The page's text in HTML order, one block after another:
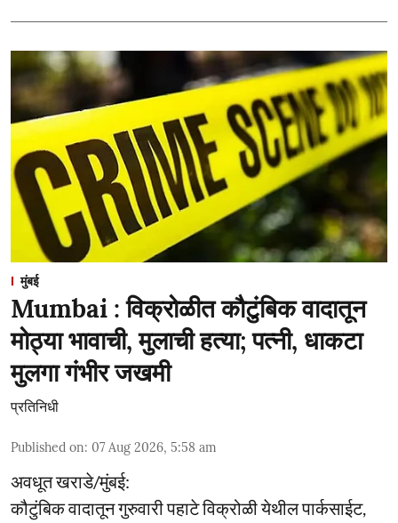
मुंबई
Mumbai : विक्रोळीत कौटुंबिक वादातून
मोठ्या भावाची, मुलाची हत्या; पत्नी, धाकटा
मुलगा गंभीर जखमी
प्रतिनिधी
Published on: 07 Aug 2026, 5:58 am
अवधूत खराडे/मुंबई:
कौटुंबिक वादातून गुरुवारी पहाटे विक्रोळी येथील पार्कसाईट,